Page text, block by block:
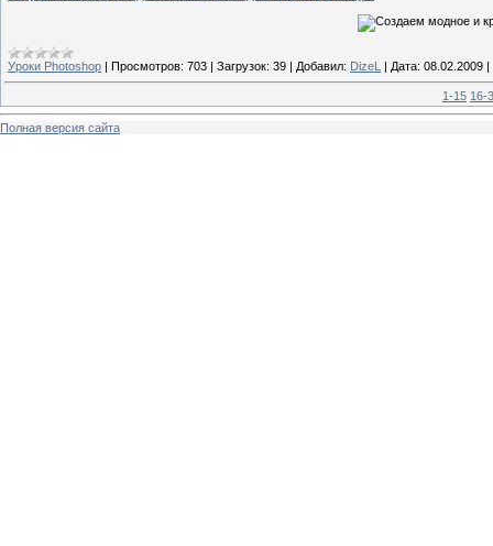
Уроки Photoshop | Просмотров: 703 | Загрузок: 39 | Добавил: DizeL | Дата: 08.02.2009 |
1-15 16-
Полная версия сайта